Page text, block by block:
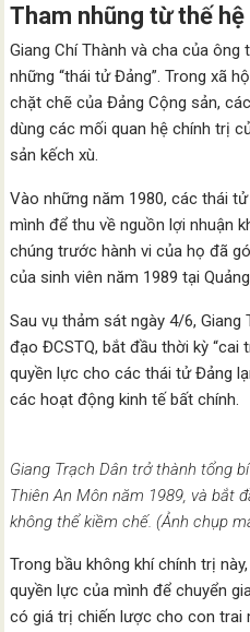
Tham nhũng từ thế
Giang Chí Thành và cha của ông
những “thái tử Đảng”. Trong xã
chặt chẽ của Đảng Cộng sản,
dùng các mối quan hệ chính trị
sản kếch xù.
Vào những năm 1980, các thái
mình để thu về nguồn lợi nhuận
chúng trước hành vi của họ đã
của sinh viên năm 1989 tại
Sau vụ thảm sát ngày 4/6, Giang
đạo ĐCSTQ, bắt đầu thời kỳ “cai
quyền lực cho các thái tử Đảng
các hoạt động kinh tế bất chính.
Giang Trạch Dân trở thành tổng
Thiên An Môn năm 1989, và bắt
không thể kiềm chế. (Ảnh chụp
Trong bầu không khí chính trị
quyền lực của mình để chuyển
có giá trị chiến lược cho con trai